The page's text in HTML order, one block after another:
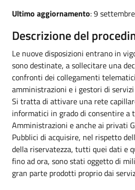
Ultimo aggiornamento: 9
Descrizione del
Le nuove disposizioni entrano in
sono destinate, a sollecitare una
confronti dei collegamenti
amministrazioni e i gestori di
Si tratta di attivare una rete
informatici in grado di consentire a
Amministrazioni e anche ai privati
Pubblici di acquisire, nel rispetto
della riservatezza, tutti quei dati e
fino ad ora, sono stati oggetto di
gran parte prodotti proprio dai